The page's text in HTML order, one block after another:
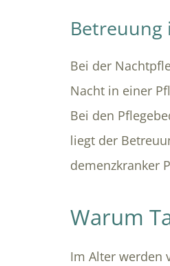
Betreuung
Bei der
Nacht in einer
Bei den
liegt der
demenzkranker
Warum
Im Alter werden